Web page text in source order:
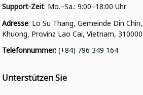
Support-Zeit: Mo.–Sa.: 9:00–18:00 Uhr
Adresse: Lo Su Thang, Gemeinde Din
Khuong, Provinz Lao Cai, Vietnam, 310000
Telefonnummer: (+84) 796 349 164
Unterstützen Sie